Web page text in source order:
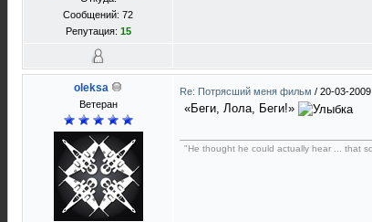
Сообщений: 72
Репутация: 15
oleksa
Ветеран
Re: Потрясший меня фильм / 20-03-
«Беги, Лола, Беги!»
"He thought he could actually hear ... that